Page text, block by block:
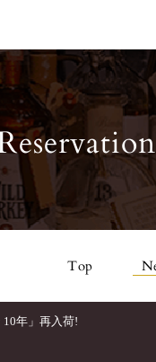
Top
10年」再入荷!